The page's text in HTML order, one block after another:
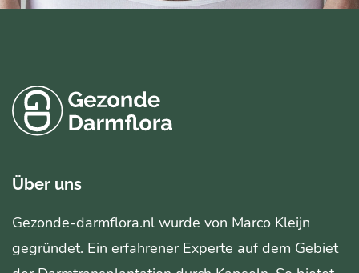
Über uns
Gezonde-darmflora.nl wurde von Marco Kleijn
gegründet. Ein erfahrener Experte auf dem Gebiet